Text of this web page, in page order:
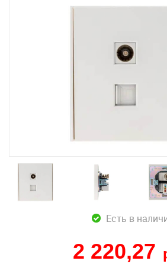
Есть в
2 220,27